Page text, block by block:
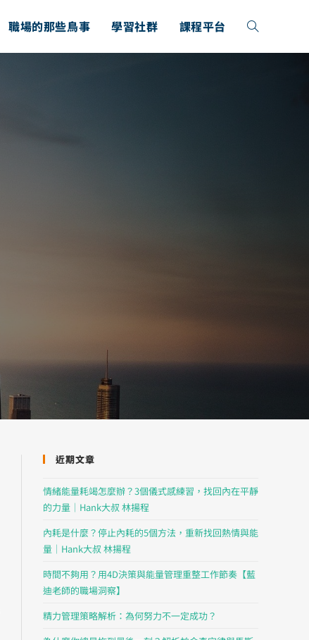
職場的那些鳥事 學習社群 課程平台
近期文章
情緒能量耗竭怎麼辦？3個儀式感練習，找回內在平靜
的力量｜Hank大叔 林揚程
內耗是什麼？停止內耗的5個方法，重新找回熱情與能
量｜Hank大叔 林揚程
時間不夠用？用4D決策與能量管理重整工作節奏【藍
迪老師的職場洞察】
精力管理策略解析：為何努力不一定成功？